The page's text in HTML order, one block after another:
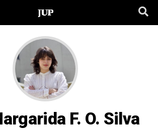
F. O. Silva